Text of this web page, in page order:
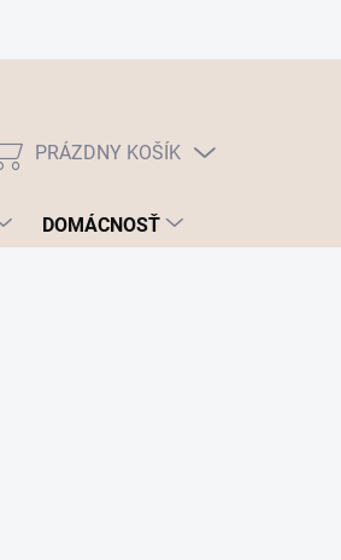
NÁKUPNÝ
PRÁZDNY KOŠÍK
DOMÁCNOSŤ